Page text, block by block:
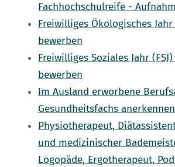
Fachhochschulreife -
Freiwilliges Ökologisches Jahr
bewerben
Freiwilliges Soziales Jahr
bewerben
Im Ausland erworbene
Gesundheitsfachs
Physiotherapeut,
und medizinischer
Logopäde, Ergotherapeut,